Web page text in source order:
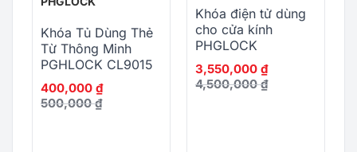
Khóa Tủ Dùng Thẻ
Từ Thông Minh
PGHLOCK CL9015
400,000 ₫
500,000₫
Khóa điện tử dùng
cho cửa kính
PHGLOCK
FG3605W
3,550,000 ₫
4,500,000₫